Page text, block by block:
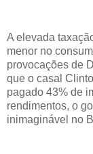
A elevada
menor no
provocações de
que o casal
pagado 43% de
rendimentos, o
inimaginável no